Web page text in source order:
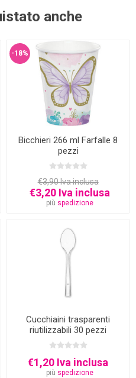
anche
-18%
Bicchieri 266 ml Farfalle 8
pezzi
€3,90 Iva inclusa
€3,20 Iva inclusa
più spedizione
Cucchiaini trasparenti
riutilizzabili 30 pezzi
€1,20 Iva inclusa
più spedizione